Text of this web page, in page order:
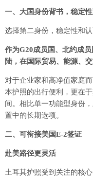
一、大国身份背书，稳定
选择第二身份，稳定性和
作为G20成员国、北约成
陆，在国际贸易、能源、
对于企业家和高净值家庭
本护照的出行便利，更在
间。相比单一功能型身份
置中的长期选项。
二、可衔接美国E-2签证
赴美路径更灵活
土耳其护照受到关注的核